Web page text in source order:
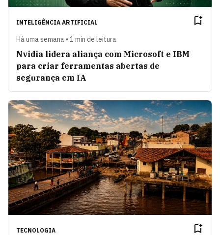
INTELIGÊNCIA ARTIFICIAL
Há uma semana • 1 min de leitura
Nvidia lidera aliança com Microsoft e IBM
para criar ferramentas abertas de
segurança em IA
TECNOLOGIA